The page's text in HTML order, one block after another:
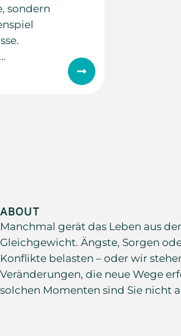
sondern
ABOUT
Manchmal gerät das Leben aus
Gleichgewicht. Ängste, Sorgen
Konflikte belasten – oder wir
Veränderungen, die neue Wege
solchen Momenten sind Sie nicht